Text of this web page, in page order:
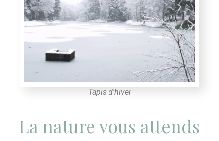
La nature vous attends
Tapis d'hiver